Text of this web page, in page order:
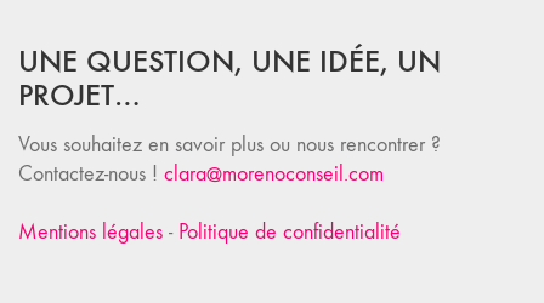
UNE QUESTION, UNE IDÉE, UN
PROJET…
Vous souhaitez en savoir plus ou nous rencontrer ?
Contactez-nous ! clara@morenoconseil.com
Mentions légales - Politique de confidentialité